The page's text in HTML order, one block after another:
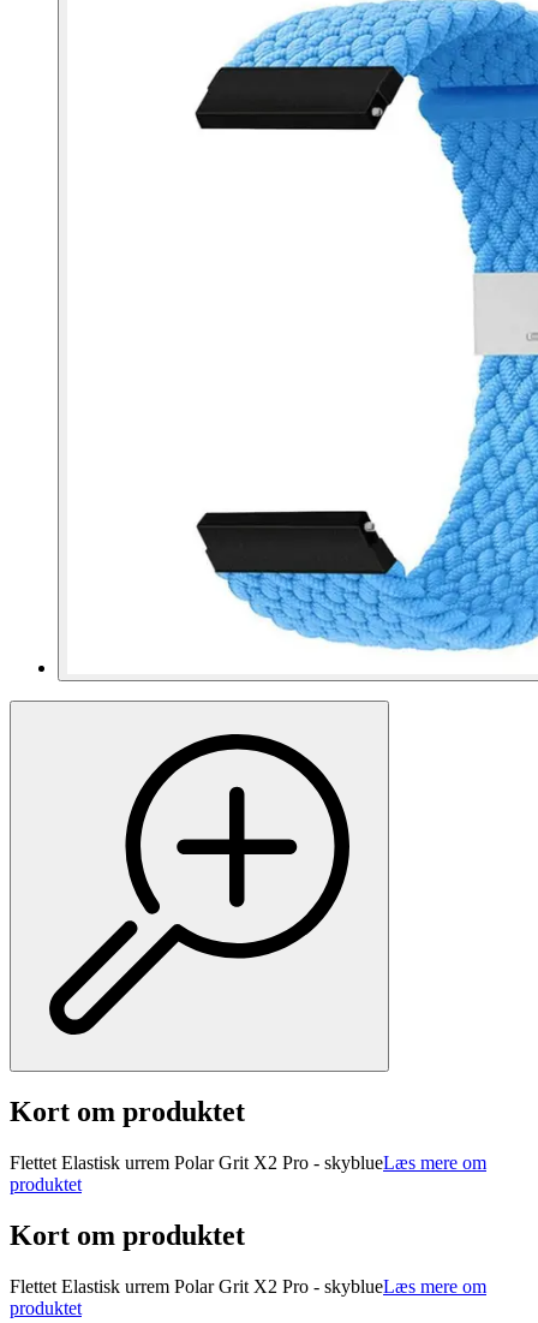
Kort om produktet
Flettet Elastisk urrem Polar Grit X2 Pro - skyblueLæs mere om
produktet
Kort om produktet
Flettet Elastisk urrem Polar Grit X2 Pro - skyblueLæs mere om
produktet